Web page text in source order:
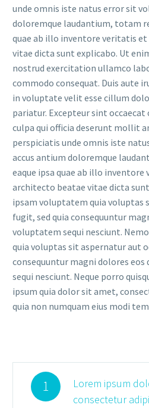
unde omnis iste natus error sit
doloremque laudantium, totam
quae ab illo inventore veritatis
vitae dicta sunt explicabo. Ut
nostrud exercitation ullamco
commodo consequat. Duis aute
in voluptate velit esse cillum
pariatur. Excepteur sint
culpa qui officia deserunt mollit
perspiciatis unde omnis iste
accus antium doloremque
eaque ipsa quae ab illo inventore
architecto beatae vitae dicta
ipsam voluptatem quia voluptas
fugit, sed quia consequuntur
voluptatem sequi nesciunt.
quia voluptas sit aspernatur aut
consequuntur magni dolores
sequi nesciunt. Neque porro
ipsum quia dolor sit amet,
quia non numquam eius modi
1
Lorem ipsum
consectetur